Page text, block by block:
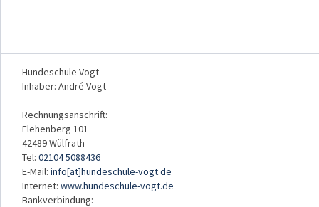
Hundeschule Vogt
Inhaber: André Vogt
Rechnungsanschrift:
Flehenberg 101
42489 Wülfrath
Tel: 02104 5088436
E-Mail: info[at]hundeschule-vogt.de
Internet: www.hundeschule-vogt.de
Bankverbindung: